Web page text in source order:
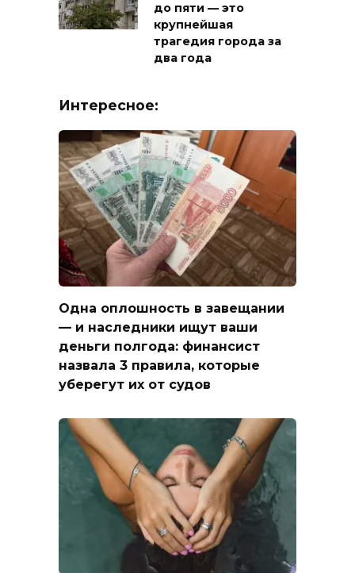
до пяти — это
крупнейшая
трагедия города за
два года
Интересное:
Одна оплошность в завещании
— и наследники ищут ваши
деньги полгода: финансист
назвала 3 правила, которые
уберегут их от судов